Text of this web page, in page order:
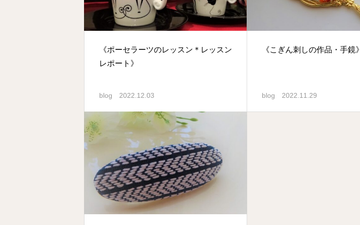
《ポーセラーツのレッスン＊レッスン
レポート》
blog 2022.12.03
《こぎん刺しの作品・手鏡》
blog 2022.11.29